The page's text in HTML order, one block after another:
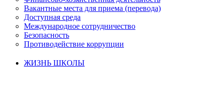
Вакантные места для приема (перевода)
Доступная среда
Международное сотрудничество
Безопасность
Противодействие коррупции
ЖИЗНЬ ШКОЛЫ